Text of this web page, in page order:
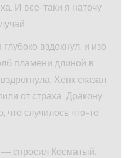
И все-таки я наточу
вздохнул, и изо
пламени длиной в
Хенк сказал
от страха. Дракону
что случилось что-то
спросил Косматый.